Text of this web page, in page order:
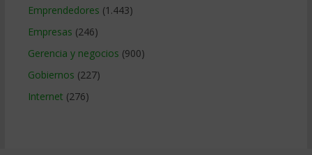
Emprendedores (1.443)
Empresas (246)
Gerencia y negocios (900)
Gobiernos (227)
Internet (276)